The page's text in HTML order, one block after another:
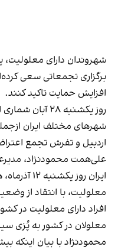
شهروندان دارای معلولیت،
برگزاری تجمعاتی سعی
افزایش حمایت تاکید کنند.
روز یکشنبه ۲۸
شهرهای مختلف ایران
اردبیل و تفرش تجمع
علی‌همت محمودنژاد،
ایران روز
معلولیت، با انتقاد از
افراد دارای معلولیت در
معلولان در کشور به پُزی
محمودنژاد با بیان اینکه